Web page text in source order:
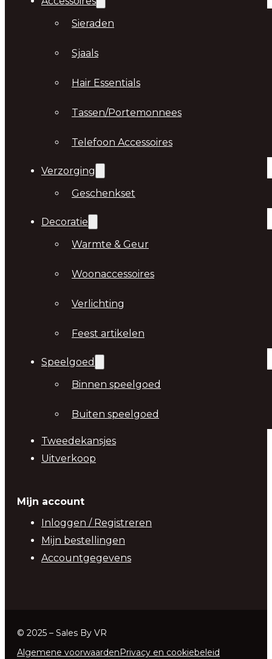
Sieraden
Sjaals
Hair Essentials
Tassen/Portemonnees
Telefoon Accessoires
Verzorging
Geschenkset
Decoratie
Warmte & Geur
Woonaccessoires
Verlichting
Feest artikelen
Speelgoed
Binnen speelgoed
Buiten speelgoed
Tweedekansjes
Uitverkoop
Mijn account
Inloggen / Registreren
Mijn bestellingen
Accountgegevens
© 2025 – Sales By VR
Algemene voorwaarden Privacy en cookiebeleid